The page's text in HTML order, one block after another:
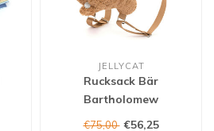
JELLYCAT
Rucksack Bär
Bartholomew
€75,00 €56,25